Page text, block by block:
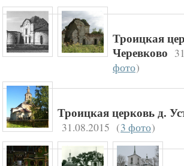
Троицкая
Черевково
фото)
Троицкая церковь д.
31.08.2015 (3 фото)